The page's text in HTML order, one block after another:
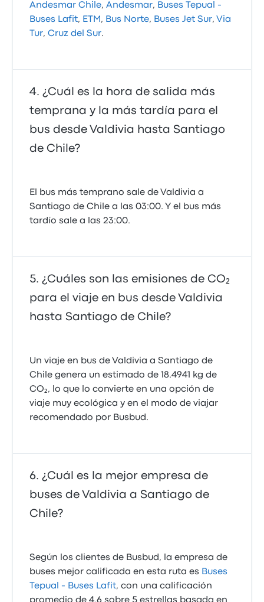
Andesmar Chile,Andesmar, Buses Tepual -
Buses Lafit, ETM , Bus Norte, Buses Jet Sur,Via
Tur,Cruz del Sur.
¿Cuál es la hora de salida más
temprana y la más tardía para el
bus desde Valdivia hasta Santiago
de Chile?
El bus más temprano sale de Valdivia a
Santiago de Chile a las 03:00. Y el bus más
tardío sale a las 23:00.
¿Cuáles son las emisiones de CO₂
para el viaje en bus desde Valdivia
hasta Santiago de Chile?
Un viaje en bus de Valdivia a Santiago de
Chile genera un estimado de 18.4941 kg de
CO₂, lo que lo convierte en una opción de
viaje muy ecológica y en el modo de viajar
recomendado por Busbud.
¿Cuál es la mejor empresa de
buses de Valdivia a Santiago de
Chile?
Según los clientes de Busbud, la empresa de
buses mejor calificada en esta ruta es Buses
Tepual - Buses Lafit, con una calificación
promedio de 4.6 sobre 5 estrellas basada en